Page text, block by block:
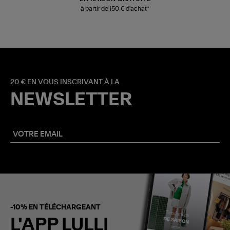
à partir de 150 € d'achat*
20 € EN VOUS INSCRIVANT À LA
NEWSLETTER
-10% EN TÉLÉCHARGEANT
L'APP LULLI